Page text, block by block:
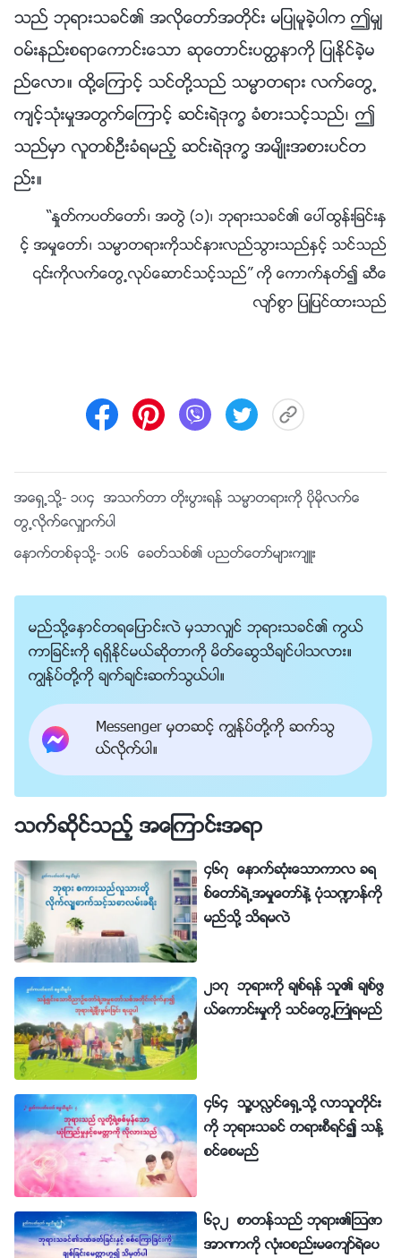
သည္ ဘုရားသခင္၏ အလိုေတာ္အတိုင္း မျပဳမူခဲ့ပါက ဤမွ်
ဝမ္းနည္းစရာေကာင္းေသာ ဆုေတာင္းပတၳနာကို ျပဳႏိုင္ခဲ့မ
ည္ေလာ။ ထို႔ေၾကာင့္ သင္တို႔သည္ သမၼာတရား လက္ေတြ႕
က်င့္သုံးမႈအတြက္ေၾကာင့္ ဆင္းရဲဒုကၡ ခံစားသင့္သည္၊ ဤ
သည္မွာ လူတစ္ဦးခံရမည့္ ဆင္းရဲဒုကၡ အမ်ိဳးအစားပင္တ
ည္း။
“ႏႈတ္ကပတ္ေတာ္၊ အတြဲ (၁)၊ ဘုရားသခင္၏ ေပၚထြန္းျခင္းႏွ
င့္ အမႈေတာ္၊ သမၼာတရားကိုသင္နားလည္သြားသည္ႏွင့္ သင္သည္
၎ကိုလက္ေတြ႕လုပ္ေဆာင္သင့္သည္” ကို ေကာက္ႏုတ္၍ ဆီေ
လ်ာ္စြာ ျပဳျပင္ထားသည္
အေရွ႕သို႔- ၁၀၄ အသက္တာ တိုးပြားရန္ သမၼာတရားကို ပိုမိုလက္ေ
တြ႕လိုက္ေလွ်ာက္ပါ
ေနာက္တစ္ခုသို႔- ၁၀၆ ေခတ္သစ္၏ ပညတ္ေတာ္မ်ားက်ဴး
မည္သို႔ေႏွာင္တရေျပာင္းလဲ မွသာလွ်င္ ဘုရားသခင္၏ ကြယ္
ကာျခင္းကို ရရွိႏိုင္မယ္ဆိုတာကို မိတ္ေဆြသိခ်င္ပါသလား။
ကြၽန္ုပ္တို႔ကို ခ်က္ခ်င္းဆက္သြယ္ပါ။
Messenger မွတဆင့္ ကြၽန္ုပ္တို႔ကို ဆက္သြ
ယ္လိုက္ပါ။
သက္ဆိုင္သည့္ အေၾကာင္းအရာ
၄၆၇ ေနာက္ဆုံးေသာကာလ ခရ
စ္ေတာ္ရဲ႕အမႈေတာ္နဲ႔ ပုံသ႑ာန္ကို
မည္သို႔ သိရမလဲ
၂၁၇ ဘုရားကို ခ်စ္ရန္ သူ၏ ခ်စ္ဖြ
ယ္ေကာင္းမႈကို သင္ေတြ႕ႀကဳံရမည္
၄၆၄ သူ႔ပလႅင္ေရွ႕သို႔ လာသူတိုင္း
ကို ဘုရားသခင္ တရားစီရင္၍ သန႔္
စင္ေစမည္
၆၃၂ စာတန္သည္ ဘုရား၏ၾသဇာ
အာဏာကို လုံးဝစည္းမေက်ာ္ရဲေပ